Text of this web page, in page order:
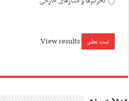
View results